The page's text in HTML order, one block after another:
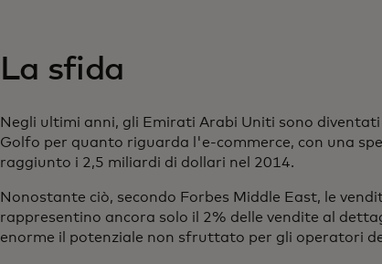
La sfida
Negli ultimi anni, gli Emirati Arabi Uniti sono
Golfo per quanto riguarda l'e-commerce, con una
raggiunto i 2,5 miliardi di dollari nel 2014.
Nonostante ciò, secondo Forbes Middle East, le
rappresentino ancora solo il 2% delle vendite al
enorme il potenziale non sfruttato per gli operatori